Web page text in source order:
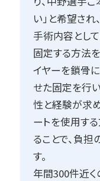
易度が大きく異
は非常に硬く
こともあります
点も多くあり
発想を得て改
す。
Q3. 日々の診
何ですか？
私は「患者さ
い」と希望され
手術内容とし
固定する方法
イヤーを鎖骨
せた固定を行
性と経験が求
ートを使用す
ることで、負
す。
年間300件近